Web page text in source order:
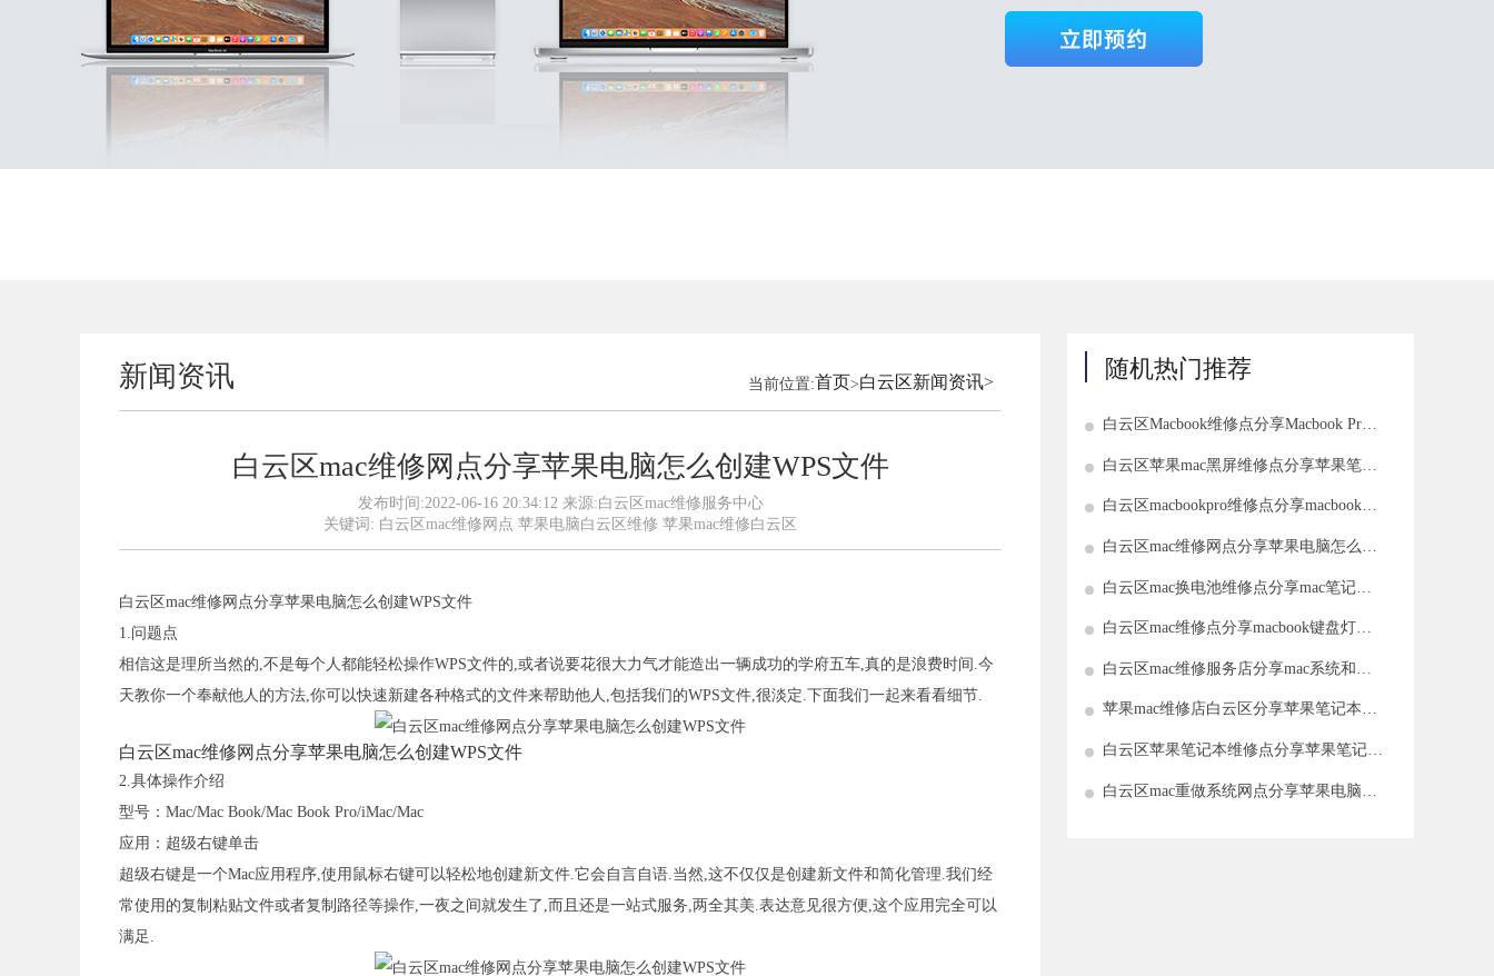
新闻资讯 当前位置:首页>白云区新闻资讯>
白云区mac维修网点分享苹果电脑怎么创建WPS文件
发布时间:2022-06-16 20:34:12 来源:白云区mac维修服务中心
关键词: 白云区mac维修网点 苹果电脑白云区维修 苹果mac维修白云区
白云区mac维修网点分享苹果电脑怎么创建WPS文件
1.问题点
相信这是理所当然的,不是每个人都能轻松操作WPS文件的,或者说要花很大力气才能造出一辆成功的学府五车,真的是浪费时间.今
天教你一个奉献他人的方法,你可以快速新建各种格式的文件来帮助他人,包括我们的WPS文件,很淡定.下面我们一起来看看细节.
白云区mac维修网点分享苹果电脑怎么创建WPS文件
2.具体操作介绍
型号：Mac/Mac Book/Mac Book Pro/iMac/Mac
应用：超级右键单击
超级右键是一个Mac应用程序,使用鼠标右键可以轻松地创建新文件.它会自言自语.当然,这不仅仅是创建新文件和简化管理.我们经
常使用的复制粘贴文件或者复制路径等操作,一夜之间就发生了,而且还是一站式服务,两全其美.表达意见很方便,这个应用完全可以
满足.
随机热门推荐
白云区Macbook维修点分享Macbook Pro
白云区苹果mac黑屏维修点分享苹果笔记
白云区macbookpro维修点分享macbookpro
白云区mac维修网点分享苹果电脑怎么创
白云区mac换电池维修点分享mac笔记本
白云区mac维修点分享macbook键盘灯如
白云区mac维修服务店分享mac系统和
苹果mac维修店白云区分享苹果笔记本适
白云区苹果笔记本维修点分享苹果笔记本
白云区mac重做系统网点分享苹果电脑重